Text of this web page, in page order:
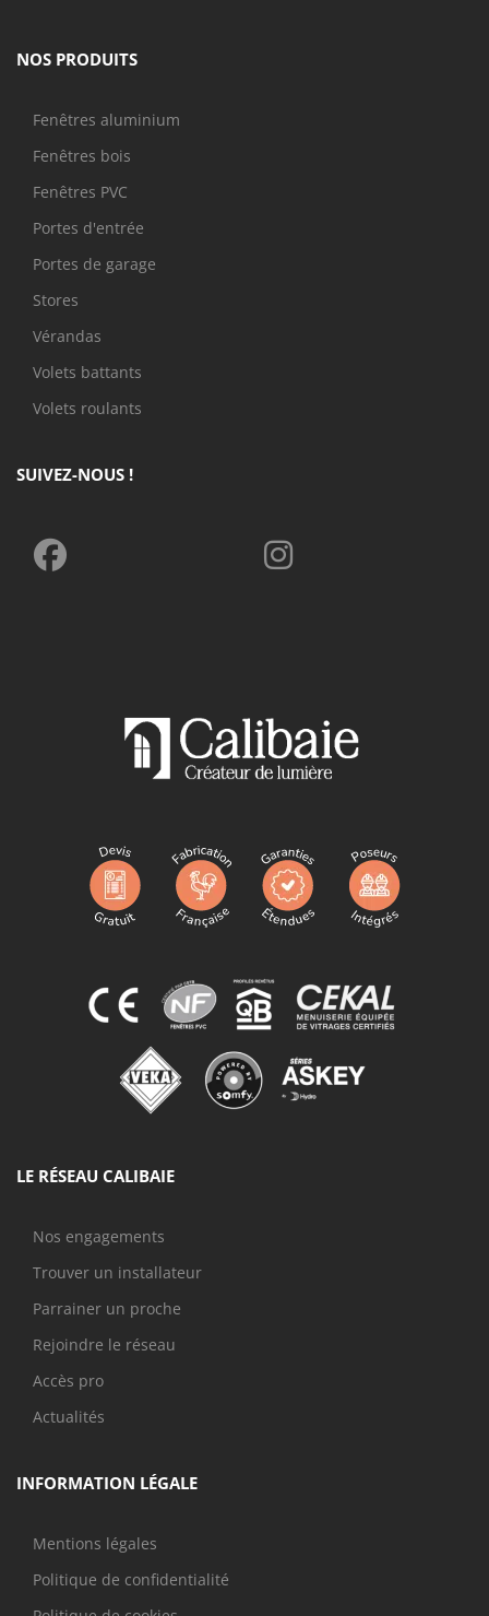
NOS PRODUITS
Fenêtres aluminium
Fenêtres bois
Fenêtres PVC
Portes d'entrée
Portes de garage
Stores
Vérandas
Volets battants
Volets roulants
SUIVEZ-NOUS !
LE RÉSEAU CALIBAIE
Nos engagements
Trouver un installateur
Parrainer un proche
Rejoindre le réseau
Accès pro
Actualités
INFORMATION LÉGALE
Mentions légales
Politique de confidentialité